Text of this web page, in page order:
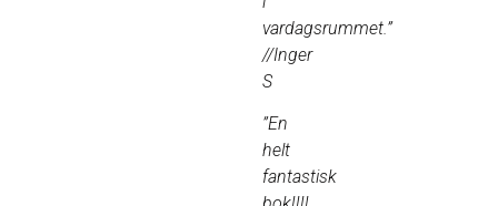
vardagsrummet.”
//Inger
S
”En
helt
fantastisk